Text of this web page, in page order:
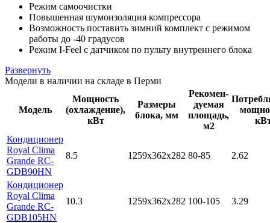
Режим самоочистки
Повышенная шумоизоляция компрессора
Возможность поставить зимний комплект с режимом
работы до -40 градусов
Режим I-Feel с датчиком по пульту внутреннего блока
Развернуть
Модели в наличии на складе в Перми
Модель
Мощность
(охлаждение),
кВт
Размеры
блока, мм
Рекомен-
дуемая
площадь,
м2
Кондиционер
Royal Clima
Grande RC-
GDB90HN
8.5 1259x362x282 80-85 2.62
Кондиционер
Royal Clima
Grande RC-
GDB105HN
10.3 1259x362x282 100-105 3.29